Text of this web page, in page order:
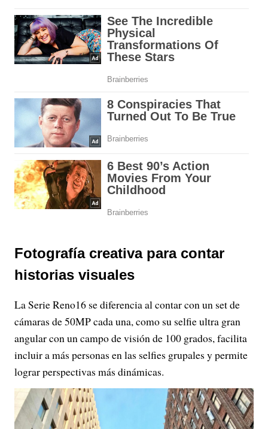
Fotografía creativa para contar
historias visuales
La Serie Reno16 se diferencia al contar con un set de
cámaras de 50MP cada una, como su selfie ultra gran
angular con un campo de visión de 100 grados, facilita
incluir a más personas en las selfies grupales y permite
lograr perspectivas más dinámicas.